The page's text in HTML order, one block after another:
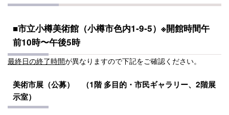
■市立小樽美術館（小樽市色内1‐9‐5） ※開館時間午
前10時〜午後5時
最終日の終了時間が異なりますので下記をご確認ください。
美術市展（公募） （1階多目的・ 市民ギャラリー、2階展
示室）